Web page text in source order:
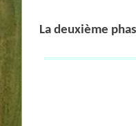
La deuxième